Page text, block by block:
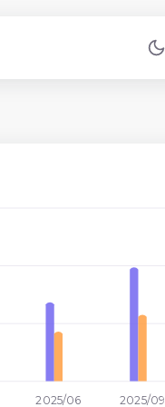
2025/06 2025/09